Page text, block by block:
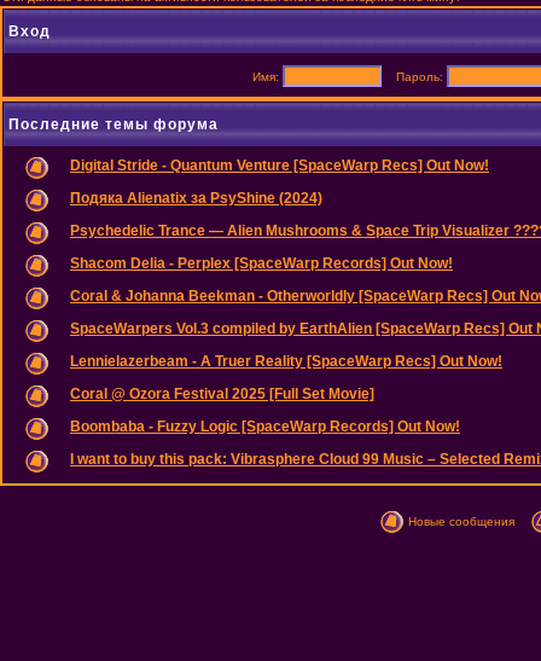
Вход
Имя: Пароль:
Последние темы форума
Digital Stride - Quantum Venture [SpaceWarp Recs] Out Now!
Подяка Alienatix за PsyShine (2024)
Psychedelic Trance — Alien Mushrooms & Space Trip Visualizer
Shacom Delia - Perplex [SpaceWarp Records] Out Now!
Coral & Johanna Beekman - Otherworldly [SpaceWarp Recs] Out
SpaceWarpers Vol.3 compiled by EarthAlien [SpaceWarp Recs] Out
Lennielazerbeam - A Truer Reality [SpaceWarp Recs] Out Now!
Coral @ Ozora Festival 2025 [Full Set Movie]
Boombaba - Fuzzy Logic [SpaceWarp Records] Out Now!
I want to buy this pack: Vibrasphere Cloud 99 Music – Selected
Новые сообщения